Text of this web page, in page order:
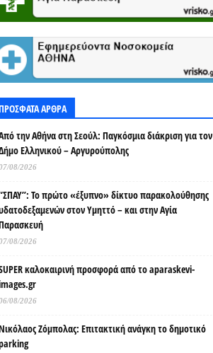
ΑΡΘΡΑ
την Αθήνα στη Σεούλ: Παγκόσμια διάκριση για τον
Ελληνικού – Αργυρούπολης
08/2026
Το πρώτο «έξυπνο» δίκτυο παρακολούθησης
στον Υμηττό – και στην Αγία
08/2026
καλοκαιρινή προσφορά από το aparaskevi-
08/2026
Ζόμπολας: Επιτακτική ανάγκη το δημοτικό